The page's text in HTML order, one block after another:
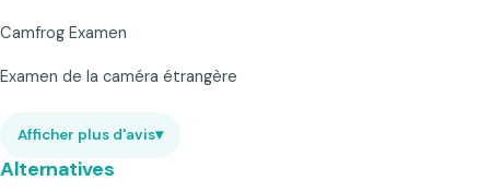
Camfrog Examen
Examen de la caméra étrangère
Afficher plus d'avis▾
Alternatives